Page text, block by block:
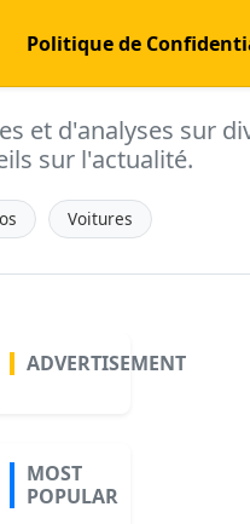
Politique de
et d'analyses sur
sur l'actualité.
Voitures
ADVERTISEMENT
MOST
POPULAR